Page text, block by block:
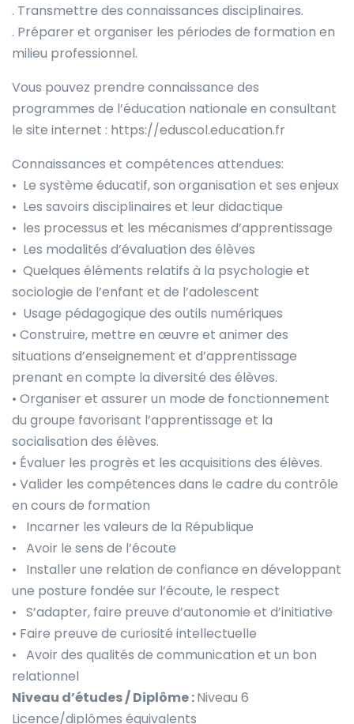
. Transmettre des connaissances disciplinaires.
. Préparer et organiser les périodes de formation en
milieu professionnel.
Vous pouvez prendre connaissance des
programmes de l’éducation nationale en consultant
le site internet : https://eduscol.education.fr
Connaissances et compétences attendues:
• Le système éducatif, son organisation et ses enjeux
• Les savoirs disciplinaires et leur didactique
• les processus et les mécanismes d’apprentissage
• Les modalités d’évaluation des élèves
• Quelques éléments relatifs à la psychologie et
sociologie de l’enfant et de l’adolescent
• Usage pédagogique des outils numériques
• Construire, mettre en œuvre et animer des
situations d’enseignement et d’apprentissage
prenant en compte la diversité des élèves.
• Organiser et assurer un mode de fonctionnement
du groupe favorisant l’apprentissage et la
socialisation des élèves.
• Évaluer les progrès et les acquisitions des élèves.
• Valider les compétences dans le cadre du contrôle
en cours de formation
• Incarner les valeurs de la République
• Avoir le sens de l’écoute
• Installer une relation de confiance en développant
une posture fondée sur l’écoute, le respect
• S’adapter, faire preuve d’autonomie et d’initiative
• Faire preuve de curiosité intellectuelle
• Avoir des qualités de communication et un bon
relationnel
Niveau d’études / Diplôme :Niveau 6
Licence/diplômes équivalents